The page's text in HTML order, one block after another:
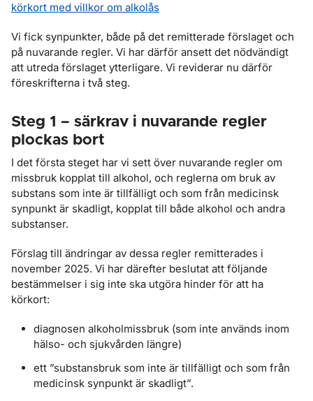
körkort med villkor om alkolås
Vi fick synpunkter, både på det remitterade förslaget och
på nuvarande regler. Vi har därför ansett det nödvändigt
att utreda förslaget ytterligare. Vi reviderar nu därför
föreskrifterna i två steg.
Steg 1 – särkrav i nuvarande regler
plockas bort
I det första steget har vi sett över nuvarande regler om
missbruk kopplat till alkohol, och reglerna om bruk av
substans som inte är tillfälligt och som från medicinsk
synpunkt är skadligt, kopplat till både alkohol och andra
substanser.
Förslag till ändringar av dessa regler remitterades i
november 2025. Vi har därefter beslutat att följande
bestämmelser i sig inte ska utgöra hinder för att ha
körkort:
diagnosen alkoholmissbruk (som inte används inom
hälso- och sjukvården längre)
ett ”substansbruk som inte är tillfälligt och som från
medicinsk synpunkt är skadligt”.